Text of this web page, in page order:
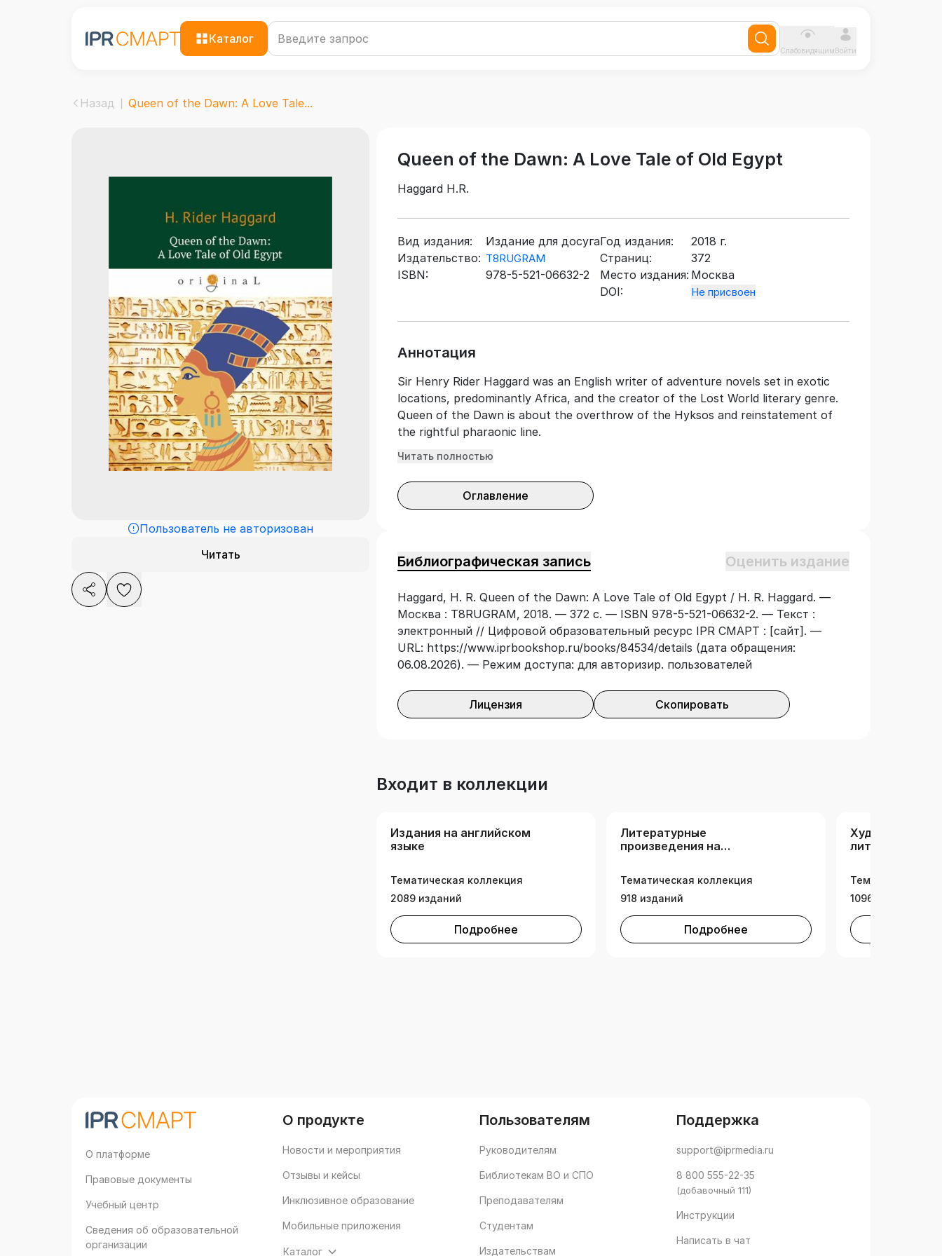
Каталог
СлабовидящимВойти
Назад Queen of the Dawn: A Love Tale...
Пользователь не авторизован
Читать
Queen of the Dawn: A Love Tale of Old Egypt
Haggard H.R.
Вид издания:
Издание для досуга
Издательство: T8RUGRAM
ISBN: 978-5-521-06632-2
Год издания:
2018 г.
Страниц:
372
Место издания: Москва
DOI:
Не присвоен
Аннотация
Sir Henry Rider Haggard was an English writer of adventure novels set in exotic
locations, predominantly Africa, and the creator of the Lost World literary genre.
Queen of the Dawn is about the overthrow of the Hyksos and reinstatement of
the rightful pharaonic line.
Читать полностью
Оглавление
Библиографическая запись Оценить издание
Haggard, H. R. Queen of the Dawn: A Love Tale of Old Egypt / H. R. Haggard. —
Москва : T8RUGRAM, 2018. — 372 с. — ISBN 978-5-521-06632-2. — Текст :
электронный // Цифровой образовательный ресурс IPR СМАРТ : [сайт]. —
URL: https://www.iprbookshop.ru/books/84534/details (дата обращения:
06.08.2026). — Режим доступа: для авторизир. пользователей
Лицензия Скопировать
Входит в коллекции
Издания на английском
языке
Тематическая коллекция
2089 изданий
Подробнее
Литературные
произведения на
Тематическая коллекция
918 изданий
Подробнее
литература
Тематическая
1096 изданий
О платформе
Правовые документы
Учебный центр
Сведения об образовательной
организации
О продукте
Новости и мероприятия
Отзывы и кейсы
Инклюзивное образование
Мобильные приложения
Каталог
Пользователям
Руководителям
Библиотекам ВО и СПО
Преподавателям
Студентам
Издательствам
Поддержка
support@iprmedia.ru
8 800 555-22-35
(добавочный 111)
Инструкции
Написать в чат